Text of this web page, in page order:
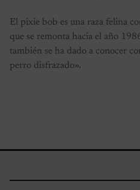
El pixie bob es una raza felina
que se remonta hacia el año
también se ha dado a conocer
perro disfrazado».